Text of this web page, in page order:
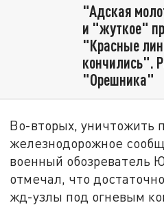
"Адская
и "жуткое"
"Красные
кончились".
"Орешника"
Во-вторых, уничтожить
железнодорожное
военный обозреватель
отмечал, что
жд-узлы под огневым